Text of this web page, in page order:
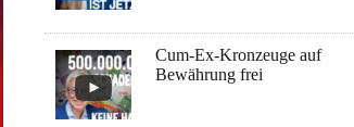
Cum-Ex-Kronzeuge auf
Bewährung frei